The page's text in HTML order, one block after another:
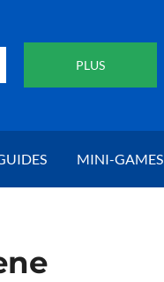
PLUS
MINI-GAMES